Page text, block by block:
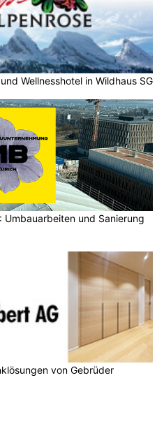
Wellnesshotel in Wildhaus SG
Umbauarbeiten und Sanierung
von Gebrüder